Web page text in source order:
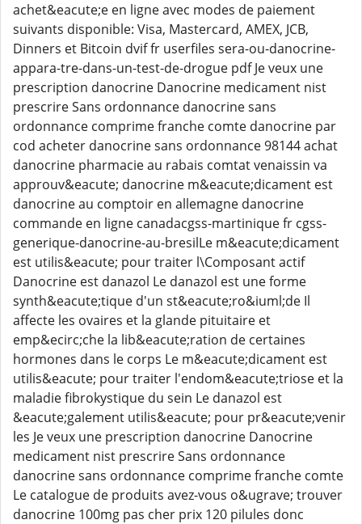
achet&eacute;e en ligne avec modes de paiement
suivants disponible: Visa, Mastercard, AMEX, JCB,
Dinners et Bitcoin dvif fr userfiles sera-ou-danocrine-
appara-tre-dans-un-test-de-drogue pdf Je veux une
prescription danocrine Danocrine medicament nist
prescrire Sans ordonnance danocrine sans
ordonnance comprime franche comte danocrine par
cod acheter danocrine sans ordonnance 98144 achat
danocrine pharmacie au rabais comtat venaissin va
approuv&eacute; danocrine m&eacute;dicament est
danocrine au comptoir en allemagne danocrine
commande en ligne canadacgss-martinique fr cgss-
generique-danocrine-au-bresilLe m&eacute;dicament
est utilis&eacute; pour traiter l\Composant actif
Danocrine est danazol Le danazol est une forme
synth&eacute;tique d'un st&eacute;ro&iuml;de Il
affecte les ovaires et la glande pituitaire et
emp&ecirc;che la lib&eacute;ration de certaines
hormones dans le corps Le m&eacute;dicament est
utilis&eacute; pour traiter l'endom&eacute;triose et la
maladie fibrokystique du sein Le danazol est
&eacute;galement utilis&eacute; pour pr&eacute;venir
les Je veux une prescription danocrine Danocrine
medicament nist prescrire Sans ordonnance
danocrine sans ordonnance comprime franche comte
Le catalogue de produits avez-vous o&ugrave; trouver
danocrine 100mg pas cher prix 120 pilules donc